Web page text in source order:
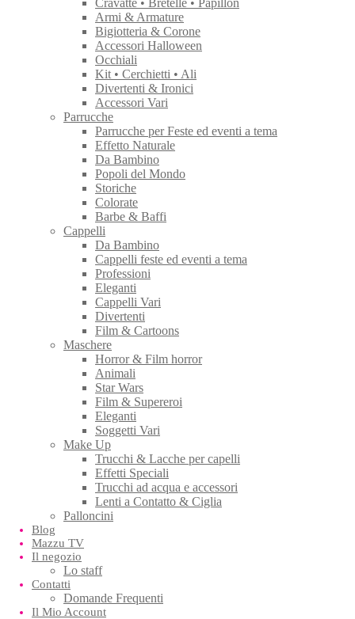
Cravatte • Bretelle • Papillon
Armi & Armature
Bigiotteria & Corone
Accessori Halloween
Occhiali
Kit • Cerchietti • Ali
Divertenti & Ironici
Accessori Vari
Parrucche
Parrucche per Feste ed eventi a tema
Effetto Naturale
Da Bambino
Popoli del Mondo
Storiche
Colorate
Barbe & Baffi
Cappelli
Da Bambino
Cappelli feste ed eventi a tema
Professioni
Eleganti
Cappelli Vari
Divertenti
Film & Cartoons
Maschere
Horror & Film horror
Animali
Star Wars
Film & Supereroi
Eleganti
Soggetti Vari
Make Up
Trucchi & Lacche per capelli
Effetti Speciali
Trucchi ad acqua e accessori
Lenti a Contatto & Ciglia
Palloncini
Blog
Mazzu TV
Il negozio
Lo staff
Contatti
Domande Frequenti
Il Mio Account